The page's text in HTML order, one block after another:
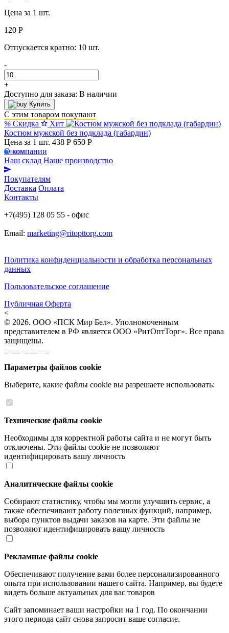
Цена за 1 шт.
120 Р
Отпускается кратно: 10 шт.
-
+
Доступно для заказа: В наличии
Купить
С этим товаром покупают
% Скидка
Хит
Костюм мужской без подклада (габардин)
Цена за 1 шт. 438 Р 650 P
О компании
Наш склад Наше производство
Покупателям
Доставка Оплата
Контакты
+7(495) 128 05 55 - офис
Email: marketing@ritopttorg.com
Политика конфиденциальности и обработка персональных
данных
Пользовательское соглашение
Публичная Оферта
<
© 2026. ООО «ПСК Мир Бел». Уполномоченным
представителем в РФ является ООО «РитОптТорг». Все права
защищены.
Версия для Беларуси
Параметры файлов cookie
Выберите, какие файлы cookie вы разрешаете использовать:
Технические файлы cookie
Необходимы для корректной работы сайта и не могут быть
отключены. Эти файлы cookie не позволяют
идентифицировать вашу личность
Аналитические файлы cookie
Собирают статистику, чтобы мы могли улучшить сервис, а
также обеспечивают работу полезных функций, например,
выбора пунктов выдачи заказов на карте. Эти файлы не
позволяют идентифицировать вашу личность
Рекламные файлы cookie
Обеспечивают получение вами более персонализированного
опыта при использовании нашего сайта. Например, вы будете
видеть больше актуальных для вас товаров
Сайт запоминает ваши настройки на 1 год. По окончании
этого периода сайт снова запросит ваше согласие.